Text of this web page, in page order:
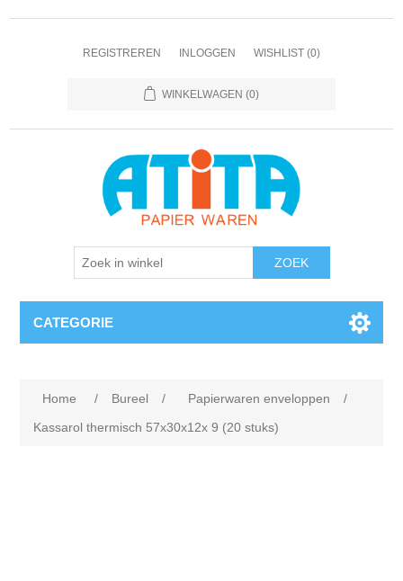
REGISTREREN INLOGGEN WISHLIST (0)
WINKELWAGEN (0)
CATEGORIE
Home / Bureel / Papierwaren enveloppen
/
Kassarol thermisch 57x30x12x 9 (20 stuks)